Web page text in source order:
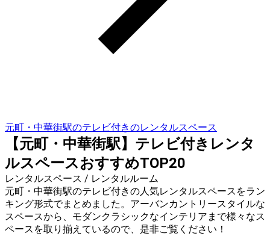
元町・中華街駅のテレビ付きのレンタルスペース
【元町・中華街駅】テレビ付きレンタ
ルスペースおすすめTOP20
レンタルスペース / レンタルルーム
元町・中華街駅のテレビ付きの人気レンタルスペースをラン
キング形式でまとめました。アーバンカントリースタイルな
スペースから、モダンクラシックなインテリアまで様々なス
ペースを取り揃えているので、是非ご覧ください！